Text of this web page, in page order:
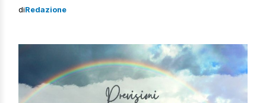
diramato alcuna allerta meteo. Clicca qui per il bollettino
diRedazione